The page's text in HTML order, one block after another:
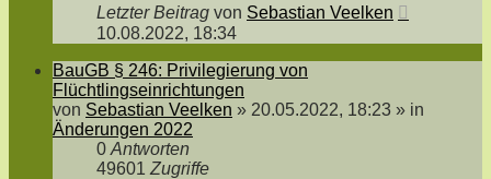
Letzter Beitrag von Sebastian Veelken
10.08.2022, 18:34
BauGB § 246: Privilegierung von
Flüchtlingseinrichtungen
von Sebastian Veelken » 20.05.2022, 18:23 » in
Änderungen 2022
0 Antworten
49601 Zugriffe